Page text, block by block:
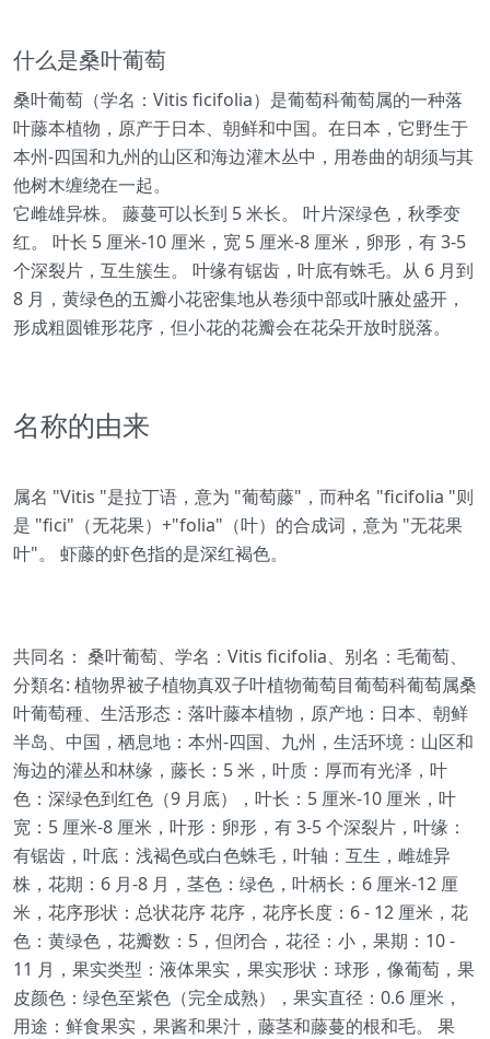
什么是桑叶葡萄
桑叶葡萄（学名：Vitis ficifolia）是葡萄科葡萄属的一种落
叶藤本植物，原产于日本、朝鲜和中国。在日本，它野生于
本州-四国和九州的山区和海边灌木丛中，用卷曲的胡须与其
他树木缠绕在一起。
它雌雄异株。 藤蔓可以长到 5 米长。 叶片深绿色，秋季变
红。 叶长 5 厘米-10 厘米，宽 5 厘米-8 厘米，卵形，有 3-5
个深裂片，互生簇生。 叶缘有锯齿，叶底有蛛毛。从 6 月到
8 月，黄绿色的五瓣小花密集地从卷须中部或叶腋处盛开，
形成粗圆锥形花序，但小花的花瓣会在花朵开放时脱落。
名称的由来
属名 "Vitis "是拉丁语，意为 "葡萄藤"，而种名 "ficifolia "则
是 "fici"（无花果）+"folia"（叶）的合成词，意为 "无花果
叶"。 虾藤的虾色指的是深红褐色。
共同名： 桑叶葡萄、学名：Vitis ficifolia、别名：毛葡萄、
分類名: 植物界被子植物真双子叶植物葡萄目葡萄科葡萄属桑
叶葡萄種、生活形态：落叶藤本植物，原产地：日本、朝鲜
半岛、中国，栖息地：本州-四国、九州，生活环境：山区和
海边的灌丛和林缘，藤长：5 米，叶质：厚而有光泽，叶
色：深绿色到红色（9 月底），叶长：5 厘米-10 厘米，叶
宽：5 厘米-8 厘米，叶形：卵形，有 3-5 个深裂片，叶缘：
有锯齿，叶底：浅褐色或白色蛛毛，叶轴：互生，雌雄异
株，花期：6 月-8 月，茎色：绿色，叶柄长：6 厘米-12 厘
米，花序形状：总状花序 花序，花序长度：6 - 12 厘米，花
色：黄绿色，花瓣数：5，但闭合，花径：小，果期：10 -
11 月，果实类型：液体果实，果实形状：球形，像葡萄，果
皮颜色：绿色至紫色（完全成熟），果实直径：0.6 厘米，
用途：鲜食果实，果酱和果汁，藤茎和藤蔓的根和毛。 果